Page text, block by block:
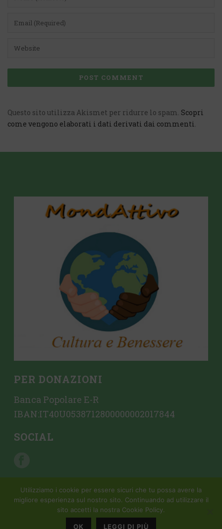
Questo sito utilizza Akismet per ridurre lo spam. Scopri
come vengono elaborati i dati derivati dai commenti.
PER DONAZIONI
Banca Popolare E-R
IBAN:IT40U0538712800000002017844
SOCIAL
Copyright All Rights Reserved © 2015 Mondattivo |
web da Crovi Consulting SRL
Utilizziamo i cookie per essere sicuri che tu possa avere la
migliore esperienza sul nostro sito. Continuando ad utilizzare il
sito accetti la nostra Cookie Policy.
OK LEGGI DI PIÙ